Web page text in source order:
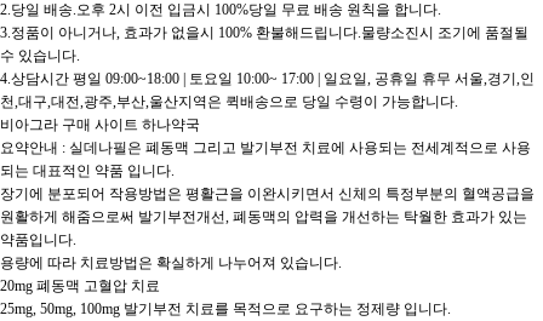
2.당일 배송.오후 2시 이전 입금시 100%당일 무료 배송 원칙을 합니다.
3.정품이 아니거나, 효과가 없을시 100% 환불해드립니다.물량소진시 조기에 품절될
수 있습니다.
4.상담시간 평일 09:00~18:00 | 토요일 10:00~ 17:00 | 일요일, 공휴일 휴무 서울,경기,인
천,대구,대전,광주,부산,울산지역은 퀵배송으로 당일 수령이 가능합니다.
비아그라 구매 사이트 하나약국
요약안내 : 실데나필은 폐동맥 그리고 발기부전 치료에 사용되는 전세계적으로 사용
되는 대표적인 약품 입니다.
장기에 분포되어 작용방법은 평활근을 이완시키면서 신체의 특정부분의 혈액공급을
원활하게 해줌으로써 발기부전개선, 폐동맥의 압력을 개선하는 탁월한 효과가 있는
약품입니다.
용량에 따라 치료방법은 확실하게 나누어져 있습니다.
20mg 폐동맥 고혈압 치료
25mg, 50mg, 100mg 발기부전 치료를 목적으로 요구하는 정제량 입니다.